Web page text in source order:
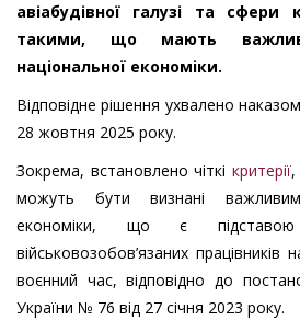
авіабудівної галузі та сфери
такими, що мають
національної економіки.
Відповідне рішення ухвалено
28 жовтня 2025 року.
Зокрема, встановлено чіткі критерії,
можуть бути визнані
економіки, що є
військовозобов’язаних працівників
воєнний час, відповідно до
України № 76 від 27 січня 2023 року.